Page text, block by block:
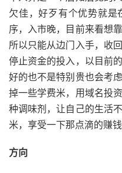
欠佳，好歹有个优势就是
序，入市晚，目前来看想
所以只能从边门入手，收
停止资金的投入，以目前
好的也不是特别贵也会考
掉一些学费米，用域名投
种调味剂，让自己的生活
米，享受一下那点滴的赚钱
方向